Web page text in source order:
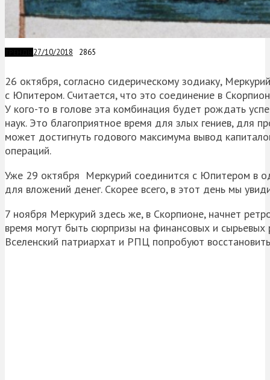
27/10/2018 2865
26 октября, согласно сидерическому зодиаку,
с Юпитером. Считается, что это соединение в
У кого-то в голове эта комбинация будет рождать
наук. Это благоприятное время для злых гениев, для
может достигнуть годового максимума вывод
операций.
Уже 29 октября Меркурий соединится с Юпитером в
для вложений денег. Скорее всего, в этот день мы
7 ноября Меркурий здесь же, в Скорпионе, начнет
время могут быть сюрпризы на финансовых и
Вселенский патриархат и РПЦ попробуют